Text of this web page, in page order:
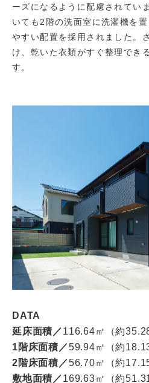
ーズになるように配慮されてい
いても2階の洗面室に洗濯機を
やすい配置を採用されました。
け、乾いた衣類がすぐ整理でき
す。
DATA
延床面積／ 116.64㎡（約
1階床面積／59.94㎡（約
2階床面積／56.70㎡（約
敷地面積／ 169.63㎡（約